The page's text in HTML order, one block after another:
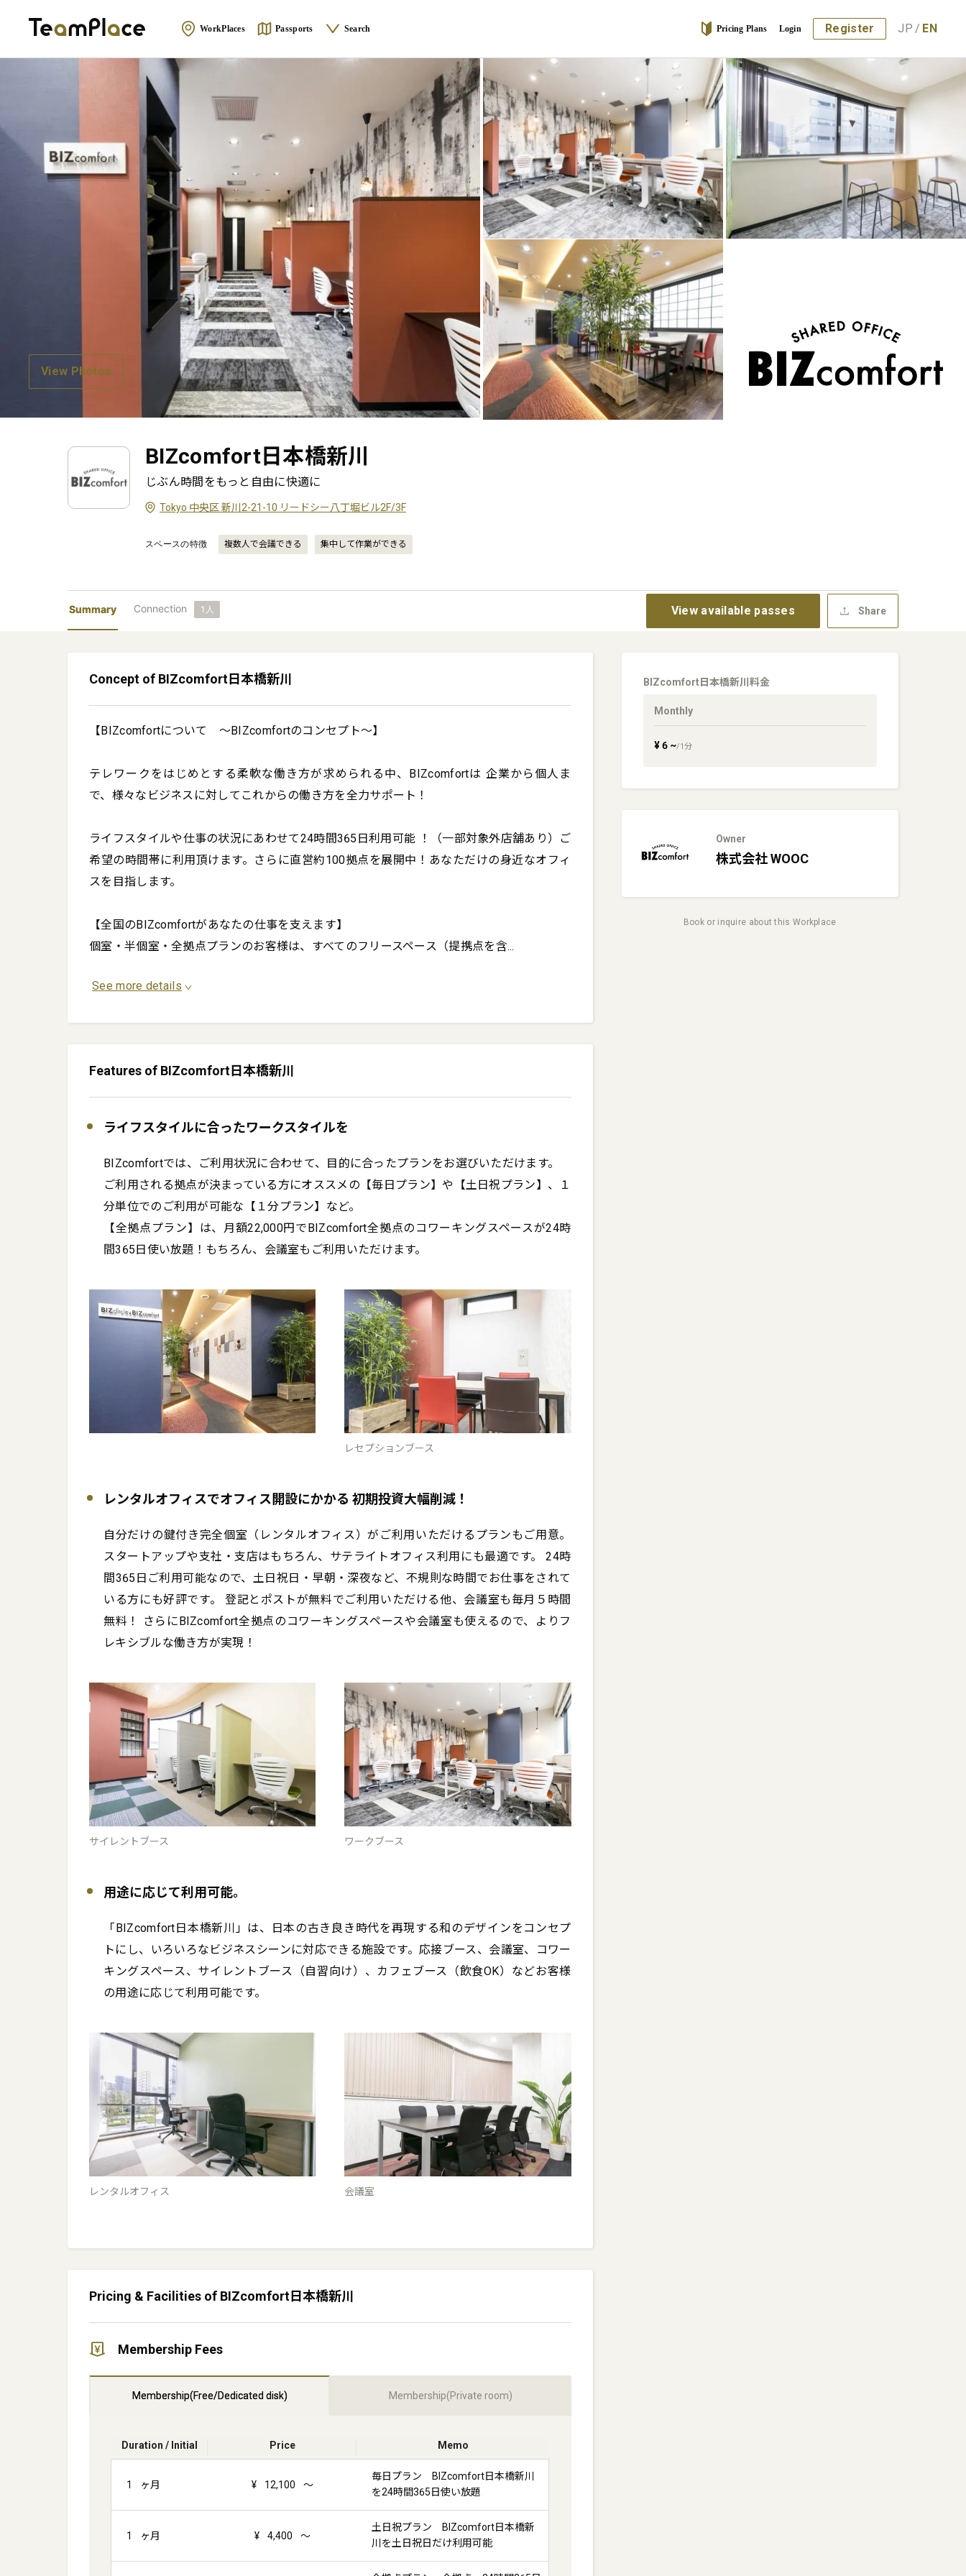
WorkPlaces Passports Search Pricing Plans Login Register JP / EN
View Photos
BIZcomfort日本橋新川
じぶん時間をもっと自由に快適に
Tokyo 中央区 新川2-21-10 リードシー八丁堀ビル2F/3F
スペースの特徴 複数人で会議できる 集中して作業ができる
Summary Connection 1 人 View available passes Share
Concept of BIZcomfort日本橋新川
【BIZcomfortについて　～BIZcomfortのコンセプト～】
テレワークをはじめとする柔軟な働き方が求められる中、BIZcomfortは 企業から個人ま
で、様々なビジネスに対してこれからの働き方を全力サポート！
ライフスタイルや仕事の状況にあわせて24時間365日利用可能 ！（一部対象外店舗あり）ご
希望の時間帯に利用頂けます。さらに直営約100拠点を展開中！あなただけの身近なオフィ
スを目指します。
【全国のBIZcomfortがあなたの仕事を支えます】
個室・半個室・全拠点プランのお客様は、すべてのフリースペース（提携点を含...
See more details
Features of BIZcomfort日本橋新川
ライフスタイルに合ったワークスタイルを
BIZcomfortでは、ご利用状況に合わせて、目的に合ったプランをお選びいただけます。
ご利用される拠点が決まっている方にオススメの【毎日プラン】や【土日祝プラン】、１
分単位でのご利用が可能な【１分プラン】など。
【全拠点プラン】は、月額22,000円でBIZcomfort全拠点のコワーキングスペースが24時
間365日使い放題！もちろん、会議室もご利用いただけます。
レセプションブース
レンタルオフィスでオフィス開設にかかる 初期投資大幅削減！
自分だけの鍵付き完全個室（レンタルオフィス）がご利用いただけるプランもご用意。
スタートアップや支社・支店はもちろん、サテライトオフィス利用にも最適です。 24時
間365日ご利用可能なので、土日祝日・早朝・深夜など、不規則な時間でお仕事をされて
いる方にも好評です。 登記とポストが無料でご利用いただける他、会議室も毎月５時間
無料！ さらにBIZcomfort全拠点のコワーキングスペースや会議室も使えるので、よりフ
レキシブルな働き方が実現！
サイレントブース ワークブース
用途に応じて利用可能。
「BIZcomfort日本橋新川」は、日本の古き良き時代を再現する和のデザインをコンセプ
トにし、いろいろなビジネスシーンに対応できる施設です。応接ブース、会議室、コワー
キングスペース、サイレントブース（自習向け）、カフェブース（飲食OK）などお客様
の用途に応じて利用可能です。
レンタルオフィス 会議室
Pricing & Facilities of BIZcomfort日本橋新川
Membership Fees
Membership(Free/Dedicated disk) Membership(Private room)
Duration / Initial Price Memo
1 ヶ月 ¥ 12,100 ～
毎日プラン BIZcomfort日本橋新川
を24時間365日使い放題
1 ヶ月 ¥ 4,400 ～
土日祝プラン BIZcomfort日本橋新
川を土日祝日だけ利用可能
BIZcomfort日本橋新川 料金
Monthly
¥6~/1分
Owner
株式会社 WOOC
Book or inquire about this Workplace